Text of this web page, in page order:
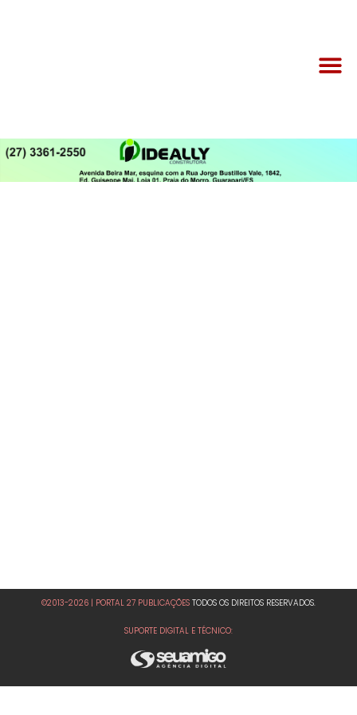
©2013-2026 | PORTAL 27 PUBLICAÇÕES TODOS OS DIREITOS RESERVADOS.
SUPORTE DIGITAL E TÉCNICO: